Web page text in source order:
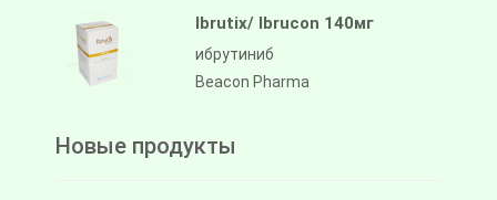
Ibrutix/ Ibrucon 140мг
ибрутиниб
Beacon Pharma
Новые продукты